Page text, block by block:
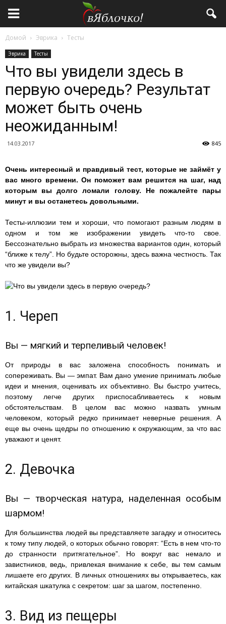
Домой Эврика Тесты
Эврика Тесты
Что вы увидели здесь в
первую очередь? Результат
может быть очень
неожиданным!
14.03.2017 845
Очень интересный и правдивый тест, которые не займёт у
вас много времени. Он поможет вам решится на шаг, над
которым вы долго ломали голову. Не пожалейте пары
минут и вы останетесь довольными.
Тесты-иллюзии тем и хороши, что помогают разным людям в
одном и том же изображении увидеть что-то свое.
Бессознательно выбрать из множества вариантов один, который
“ближе к телу”. Но будьте осторожны, здесь важна честность. Так
что же увидели вы?
1. Череп
Вы — мягкий и терпеливый человек!
От природы в вас заложена способность понимать и
сопереживать. Вы — эмпат. Вам дано умение принимать любые
идеи и мнения, оценивать их объективно. Вы быстро учитесь,
поэтому легче других приспосабливаетесь к новым
обстоятельствам. В целом вас можно назвать умным
человеком, который редко принимает неверные решения. А
еще вы очень щедры по отношению к окружающим, за что вас
уважают и ценят.
2. Девочка
Вы — творческая натура, наделенная особым
шармом!
Для большинства людей вы представляете загадку и относитесь
к тому типу людей, о которых обычно говорят: “Есть в нем что-то
до странности притягательное”. Но вокруг вас немало и
завистников, ведь, привлекая внимание к себе, вы тем самым
лишаете его других. В личных отношениях вы открываетесь, как
китайская шкатулка с секретом: шаг за шагом, постепенно.
3. Вид из пещеры